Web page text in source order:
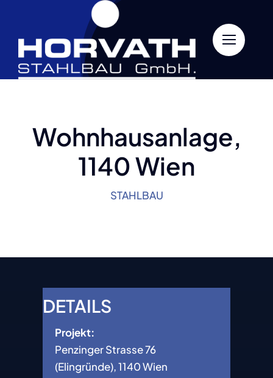
content
Wohnhausanlage,
1140 Wien
STAHLBAU
DETAILS
Projekt:
Penzinger Strasse 76
(Elingründe), 1140 Wien